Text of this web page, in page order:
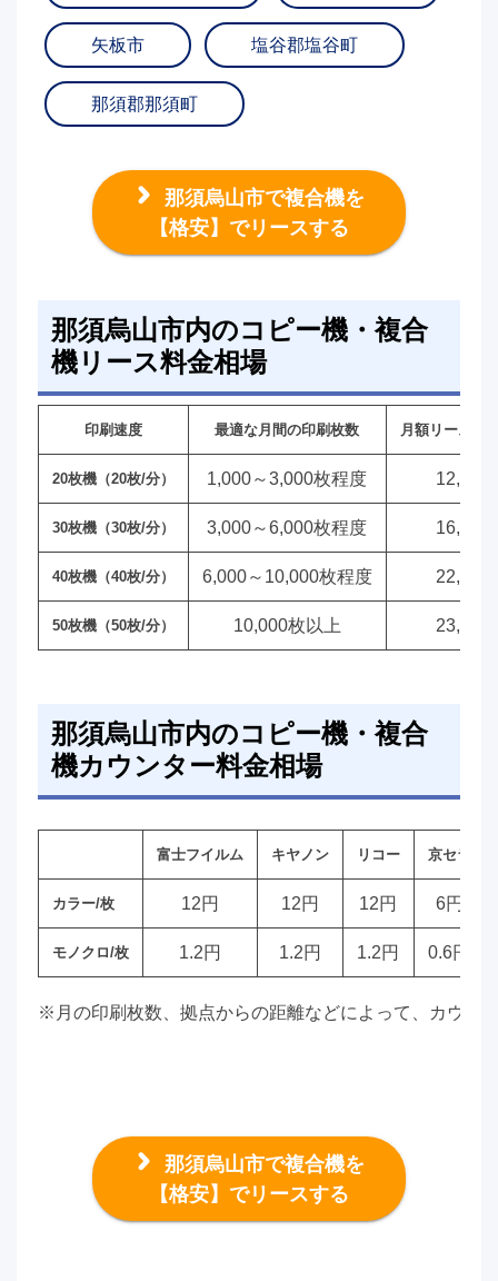
矢板市 塩谷郡塩谷町
那須郡那須町
那須烏山市で複合機を
【格安】でリースする
那須烏山市内のコピー機・複合
機リース料金相場
印刷速度 最適な月間の印刷枚数 月額リース料
20枚機（20枚/分） 1,000～3,000枚程度 12,000
30枚機（30枚/分） 3,000～6,000枚程度 16,000
40枚機（40枚/分） 6,000～10,000枚程度 22,000
50枚機（50枚/分） 10,000枚以上 23,000
那須烏山市内のコピー機・複合
機カウンター料金相場
富士フイルム キヤノン リコー 京セラ
カラー/枚 12円 12円 12円 6円
モノクロ/枚 1.2円 1.2円 1.2円 0.6円
※月の印刷枚数、拠点からの距離などによって、カウン
那須烏山市で複合機を
【格安】でリースする